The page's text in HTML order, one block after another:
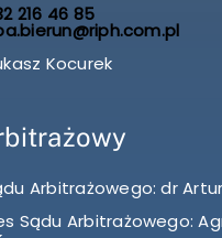
216 46 85
Kocurek
Arbitrażowego: dr
Sądu Arbitrażowego: